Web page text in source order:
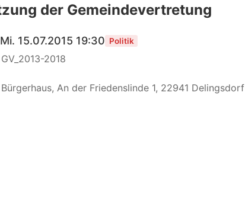
der Gemeindevertretung
Mi. 15.07.2015 19:30 Politik
GV_2013-2018
Bürgerhaus, An der Friedenslinde 1, 22941 Delingsdorf